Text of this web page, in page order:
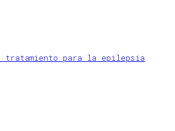
tratamiento para la epilepsia